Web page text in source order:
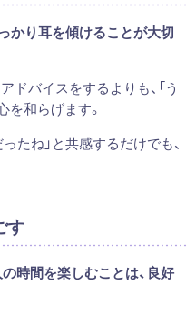
かり耳を傾けることが大切
ドバイスをするよりも、「う
を和らげます。
たね」と共感するだけでも、
す
時間を楽しむことは、良好